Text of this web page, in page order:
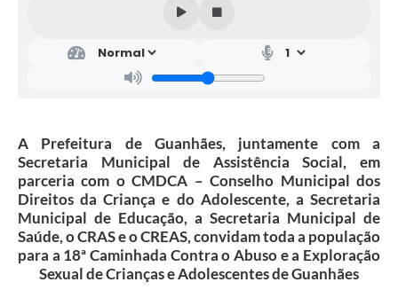
A Prefeitura de Guanhães, juntamente com a
Secretaria Municipal de Assistência Social, em
parceria com o CMDCA – Conselho Municipal dos
Direitos da Criança e do Adolescente, a Secretaria
Municipal de Educação, a Secretaria Municipal de
Saúde, o CRAS e o CREAS, convidam toda a população
para a 18ª Caminhada Contra o Abuso e a Exploração
Sexual de Crianças e Adolescentes de Guanhães